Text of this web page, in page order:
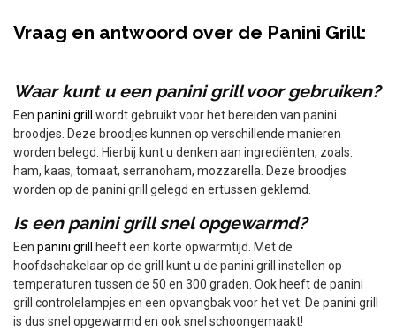
Vraag en antwoord over de Panini Grill:
Waar kunt u een panini grill voor gebruiken?
Een panini grill
wordt gebruikt voor het bereiden van panini
broodjes. Deze broodjes kunnen op verschillende manieren
worden belegd. Hierbij kunt u denken aan ingrediënten, zoals:
ham, kaas, tomaat, serranoham, mozzarella. Deze broodjes
worden op de panini grill gelegd en ertussen geklemd.
Is een panini grill snel opgewarmd?
Een panini grill
heeft een korte opwarmtijd. Met de
hoofdschakelaar op de grill kunt u de panini grill instellen op
temperaturen tussen de 50 en 300 graden. Ook heeft de panini
grill controlelampjes en een opvangbak voor het vet. De panini grill
is dus snel opgewarmd en ook snel schoongemaakt!